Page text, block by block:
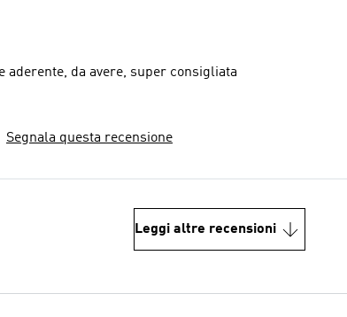
aderente, da avere, super consigliata
Segnala questa recensione
Leggi altre recensioni